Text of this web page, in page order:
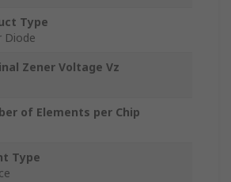
Type
Diode
Zener Voltage Vz
of Elements per Chip
Type